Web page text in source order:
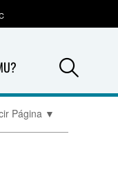
Página ▼